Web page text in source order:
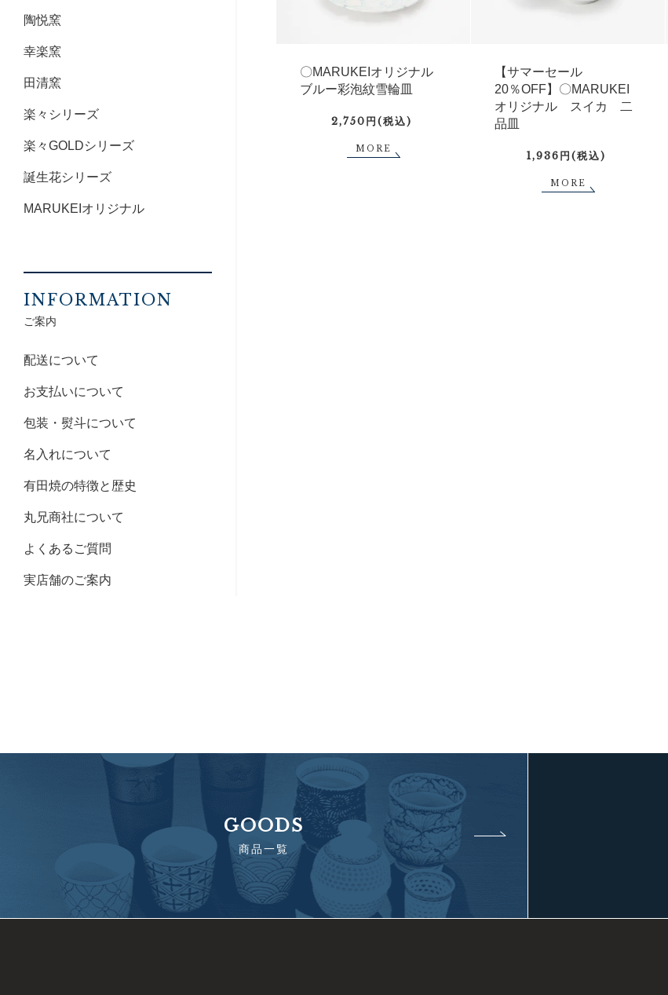
〇MARUKEIオリジナル
ブルー彩泡紋雪輪皿
2,750円(税込)
MORE
【サマーセール
20％OFF】〇MARUKEI
オリジナル スイカ 二
品皿
1,936円(税込)
MORE
陶悦窯
幸楽窯
田清窯
楽々シリーズ
楽々GOLDシリーズ
誕生花シリーズ
MARUKEIオリジナル
INFORMATION
ご案内
配送について
お支払いについて
包装・熨斗について
名入れについて
有田焼の特徴と歴史
丸兄商社について
よくあるご質問
実店舗のご案内
GOODS
商品一覧